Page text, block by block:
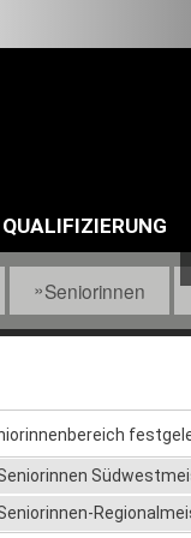
QUALIFIZIERUNG
Seniorinnen